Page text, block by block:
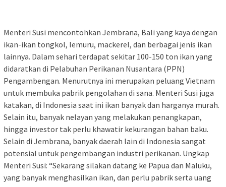
Menteri Susi mencontohkan Jembrana, Bali yang kaya dengan
ikan-ikan tongkol, lemuru, mackerel, dan berbagai jenis ikan
lainnya. Dalam sehari terdapat sekitar 100-150 ton ikan yang
didaratkan di Pelabuhan Perikanan Nusantara (PPN)
Pengambengan. Menurutnya ini merupakan peluang Vietnam
untuk membuka pabrik pengolahan di sana. Menteri Susi juga
katakan, di Indonesia saat ini ikan banyak dan harganya murah.
Selain itu, banyak nelayan yang melakukan penangkapan,
hingga investor tak perlu khawatir kekurangan bahan baku.
Selain di Jembrana, banyak daerah lain di Indonesia sangat
potensial untuk pengembangan industri perikanan. Ungkap
Menteri Susi: “Sekarang silakan datang ke Papua dan Maluku,
yang banyak menghasilkan ikan, dan perlu pabrik serta uang